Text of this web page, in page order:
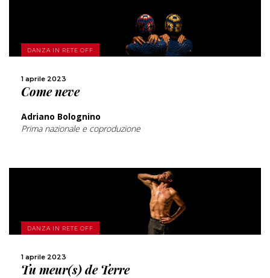
DANZA IN RETE OFF
1 aprile 2023
Come neve
Adriano Bolognino
Prima nazionale e coproduzione
SCOPRI DI PIÙ
DANZA IN RETE OFF
1 aprile 2023
Tu meur(s) de Terre
SCOPRI DI PIÙ